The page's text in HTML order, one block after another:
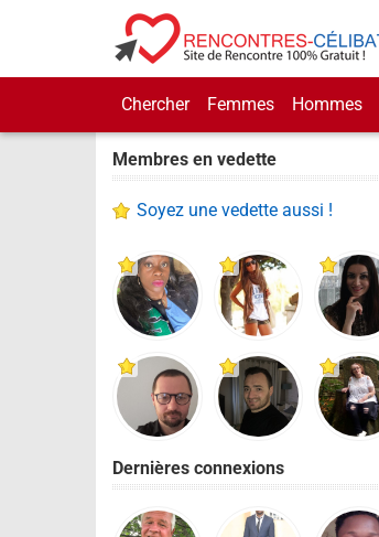
Chercher Femmes Hommes
Membres en vedette
Soyez une vedette aussi !
Dernières connexions